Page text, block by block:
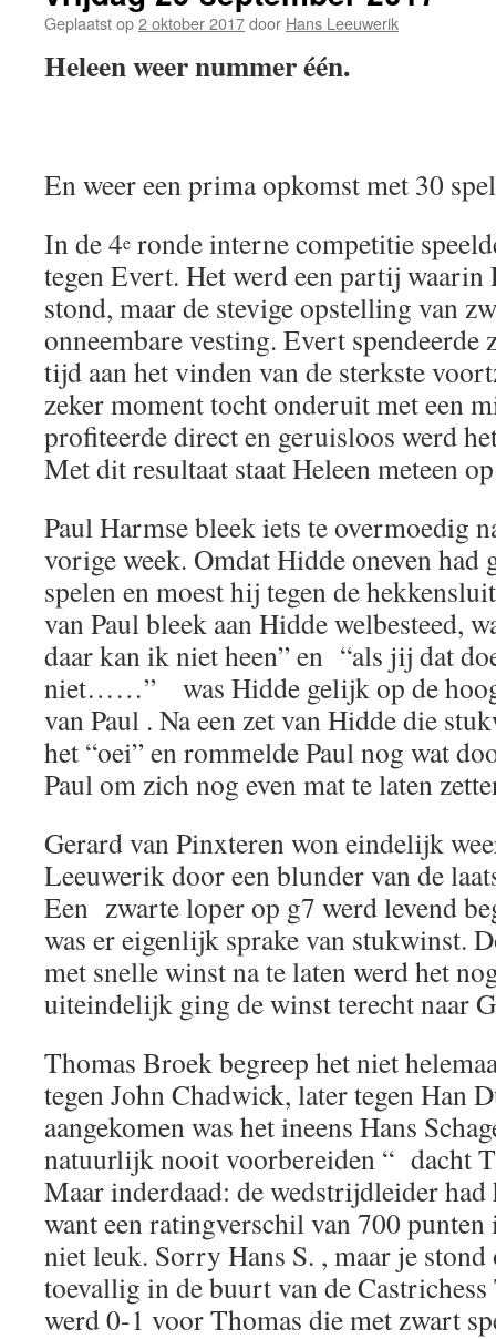
Geplaatst op2 oktober 2017door Hans Leeuwerik
Heleen weer nummer één.
En weer een prima opkomst met 30
In de 4e ronde interne competitie
tegen Evert. Het werd een partij waarin
stond, maar de stevige opstelling van
onneembare vesting. Evert
tijd aan het vinden van de sterkste
zeker moment tocht onderuit met een
profiteerde direct en geruisloos werd
Met dit resultaat staat Heleen meteen
Paul Harmse bleek iets te overmoedig
vorige week. Omdat Hidde oneven had
spelen en moest hij tegen de
van Paul bleek aan Hidde welbesteed,
daar kan ik niet heen” en “als jij dat
niet……” was Hidde gelijk op de
van Paul . Na een zet van Hidde die
het “oei” en rommelde Paul nog wat
Paul om zich nog even mat te laten
Gerard van Pinxteren won eindelijk
Leeuwerik door een blunder van de
Een zwarte loper op g7 werd levend
was er eigenlijk sprake van stukwinst.
met snelle winst na te laten werd het
uiteindelijk ging de winst terecht naar
Thomas Broek begreep het niet
tegen John Chadwick, later tegen Han
aangekomen was het ineens Hans
natuurlijk nooit voorbereiden “ dacht
Maar inderdaad: de wedstrijdleider
want een ratingverschil van 700 punten
niet leuk. Sorry Hans S. , maar je
toevallig in de buurt van de
werd 0-1 voor Thomas die met zwart